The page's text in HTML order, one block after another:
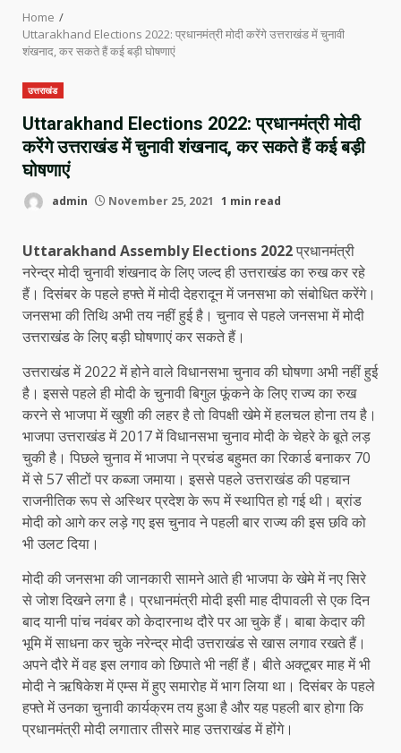
Home
Uttarakhand Elections 2022: प्रधानमंत्री मोदी करेंगे उत्तराखंड में चुनावी
शंखनाद, कर सकते हैं कई बड़ी घोषणाएं
उत्तराखंड
Uttarakhand Elections 2022: प्रधानमंत्री मोदी
करेंगे उत्तराखंड में चुनावी शंखनाद, कर सकते हैं कई बड़ी
घोषणाएं
admin November 25, 2021 1 min read
Uttarakhand Assembly Elections 2022प्रधानमंत्री
नरेन्द्र मोदी चुनावी शंखनाद के लिए जल्द ही उत्तराखंड का रुख कर रहे
हैं। दिसंबर के पहले हफ्ते में मोदी देहरादून में जनसभा को संबोधित करेंगे।
जनसभा की तिथि अभी तय नहीं हुई है। चुनाव से पहले जनसभा में मोदी
उत्तराखंड के लिए बड़ी घोषणाएं कर सकते हैं।
उत्तराखंड में 2022 में होने वाले विधानसभा चुनाव की घोषणा अभी नहीं हुई
है। इससे पहले ही मोदी के चुनावी बिगुल फूंकने के लिए राज्य का रुख
करने से भाजपा में खुशी की लहर है तो विपक्षी खेमे में हलचल होना तय है।
भाजपा उत्तराखंड में 2017 में विधानसभा चुनाव मोदी के चेहरे के बूते लड़
चुकी है। पिछले चुनाव में भाजपा ने प्रचंड बहुमत का रिकार्ड बनाकर 70
में से 57 सीटों पर कब्जा जमाया। इससे पहले उत्तराखंड की पहचान
राजनीतिक रूप से अस्थिर प्रदेश के रूप में स्थापित हो गई थी। ब्रांड
मोदी को आगे कर लड़े गए इस चुनाव ने पहली बार राज्य की इस छवि को
भी उलट दिया।
मोदी की जनसभा की जानकारी सामने आते ही भाजपा के खेमे में नए सिरे
से जोश दिखने लगा है। प्रधानमंत्री मोदी इसी माह दीपावली से एक दिन
बाद यानी पांच नवंबर को केदारनाथ दौरे पर आ चुके हैं। बाबा केदार की
भूमि में साधना कर चुके नरेन्द्र मोदी उत्तराखंड से खास लगाव रखते हैं।
अपने दौरे में वह इस लगाव को छिपाते भी नहीं हैं। बीते अक्टूबर माह में भी
मोदी ने ऋषिकेश में एम्स में हुए समारोह में भाग लिया था। दिसंबर के पहले
हफ्ते में उनका चुनावी कार्यक्रम तय हुआ है और यह पहली बार होगा कि
प्रधानमंत्री मोदी लगातार तीसरे माह उत्तराखंड में होंगे।